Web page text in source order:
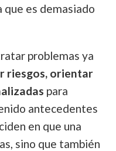
que es demasiado
problemas ya
riesgos, orientar
para
antecedentes
en que una
sino que también